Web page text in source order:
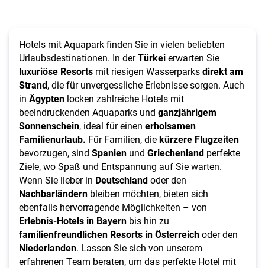
Hotels mit Aquapark finden Sie in vielen beliebten
Urlaubsdestinationen. In derTürkeierwarten Sie
luxuriöse Resorts mit riesigen Wasserparksdirekt am
Strand, die für unvergessliche Erlebnisse sorgen. Auch
in Ägypten locken zahlreiche Hotels mit
beeindruckenden Aquaparks und ganzjährigem
Sonnenschein, ideal für einen erholsamen
Familienurlaub. Für Familien, diekürzere Flugzeiten
bevorzugen, sind Spanien und Griechenland perfekte
Ziele, wo Spaß und Entspannung auf Sie warten.
Wenn Sie lieber in Deutschlandoder den
Nachbarländern bleiben möchten, bieten sich
ebenfalls hervorragende Möglichkeiten – von
Erlebnis-Hotels in Bayern bis hin zu
familienfreundlichen Resorts in Österreichoder den
Niederlanden. Lassen Sie sich von unserem
erfahrenen Team beraten, um das perfekte Hotel mit